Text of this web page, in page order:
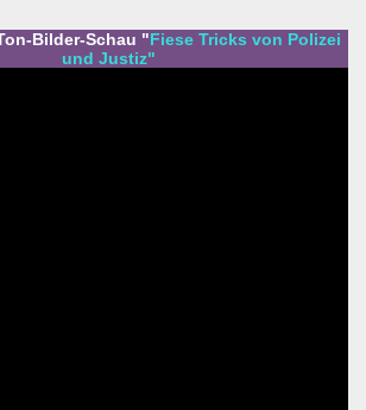
Bilder-Schau "Fiese Tricks von Polizei
und Justiz"